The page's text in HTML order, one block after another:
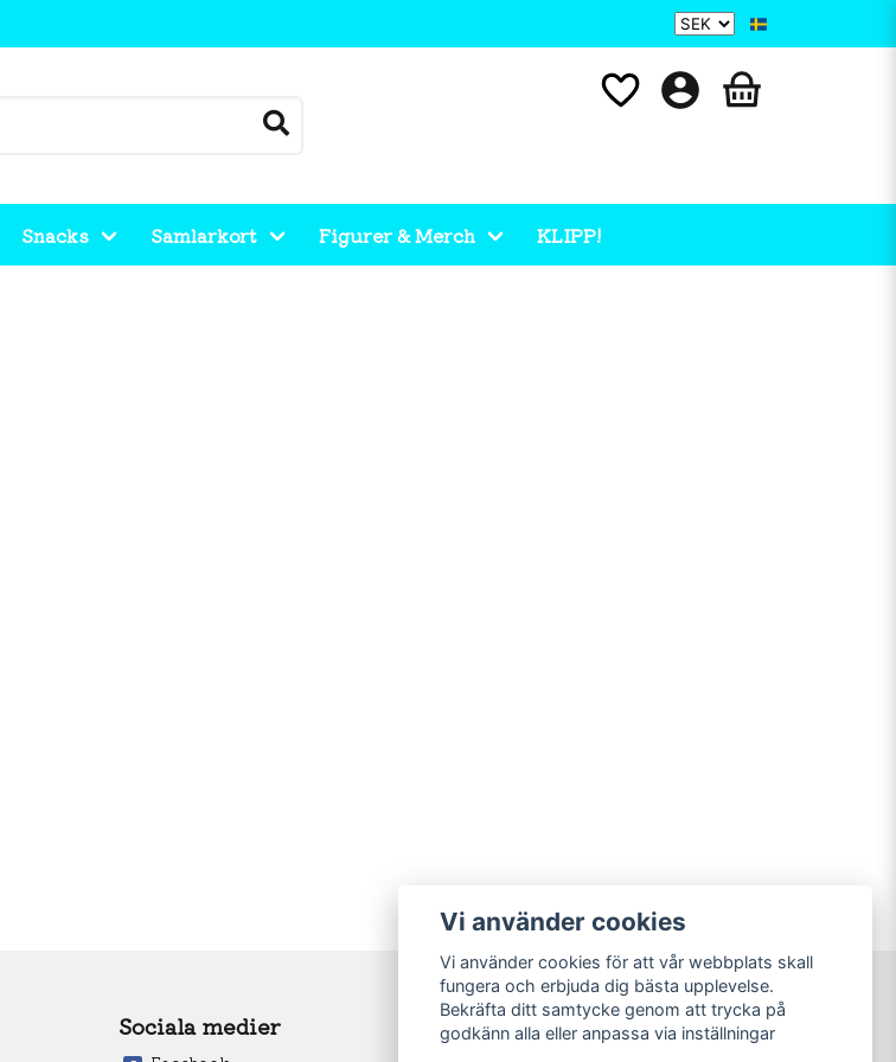
Snacks Samlarkort Figurer & Merch KLIPP!
Sociala medier Sweet Nerds
Vi använder cookies
Vi använder cookies för att vår webbplats skall
fungera och erbjuda dig bästa upplevelse.
Bekräfta ditt samtycke genom att trycka på
godkänn alla eller anpassa via inställningar